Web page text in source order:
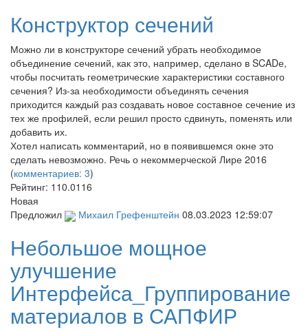
Конструктор сечений
Можно ли в конструкторе сечений убрать необходимое
объединение сечений, как это, например, сделано в SCADе,
чтобы посчитать геометрические характеристики составного
сечения? Из-за необходимости объединять сечения
приходится каждый раз создавать новое составное сечение из
тех же профилей, если решил просто сдвинуть, поменять или
добавить их.
Хотел написать комментарий, но в появившемся окне это
сделать невозможно. Речь о некоммерческой Лире 2016
(комментариев: 3)
Рейтинг: 110.0116
Новая
Предложил
Михаил Грефенштейн 08.03.2023 12:59:07
Небольшое мощное
улучшение
Интерфейса_Группирование
материалов в САПФИР